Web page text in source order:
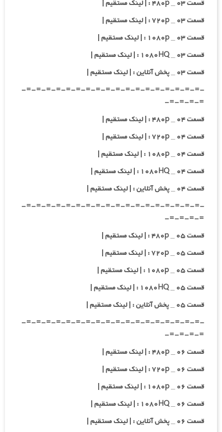
قسمت ۰۳ _ ۴۸۰p : | لینک مستقیم |
قسمت ۰۳ _ ۷۲۰p : | لینک مستقیم |
قسمت ۰۳ _ ۱۰۸۰p : | لینک مستقیم |
قسمت ۰۳ _ ۱۰۸۰HQ : | لینک مستقیم |
قسمت ۰۳ _ پخش آنلاین : | لینک مستقیم |
-=-=-=-=-=-=-=-=-=-=-=-=-=-=-=-=-=-=-
=-=-=-=-
قسمت ۰۴ _ ۴۸۰p : | لینک مستقیم |
قسمت ۰۴ _ ۷۲۰p : | لینک مستقیم |
قسمت ۰۴ _ ۱۰۸۰p : | لینک مستقیم |
قسمت ۰۴ _ ۱۰۸۰HQ : | لینک مستقیم |
قسمت ۰۴ _ پخش آنلاین : | لینک مستقیم |
-=-=-=-=-=-=-=-=-=-=-=-=-=-=-=-=-=-=-
=-=-=-=-
قسمت ۰۵ _ ۴۸۰p : | لینک مستقیم |
قسمت ۰۵ _ ۷۲۰p : | لینک مستقیم |
قسمت ۰۵ _ ۱۰۸۰p : | لینک مستقیم |
قسمت ۰۵ _ ۱۰۸۰HQ : | لینک مستقیم |
قسمت ۰۵ _ پخش آنلاین : | لینک مستقیم |
-=-=-=-=-=-=-=-=-=-=-=-=-=-=-=-=-=-=-
=-=-=-=-
قسمت ۰۶ _ ۴۸۰p : | لینک مستقیم |
قسمت ۰۶ _ ۷۲۰p : | لینک مستقیم |
قسمت ۰۶ _ ۱۰۸۰p : | لینک مستقیم |
قسمت ۰۶ _ ۱۰۸۰HQ : | لینک مستقیم |
قسمت ۰۶ _ پخش آنلاین : | لینک مستقیم |